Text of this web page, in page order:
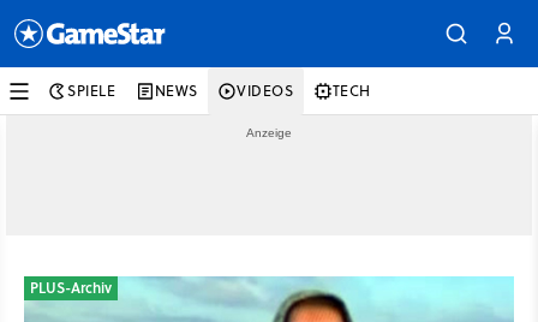
SPIELE NEWS VIDEOS TECH
PLUS-Archiv